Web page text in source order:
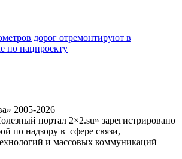
дорог отремонтируют в
по нацпроекту
2005-2026
портал 2×2.su» зарегистрировано
по надзору в сфере связи,
и массовых коммуникаций